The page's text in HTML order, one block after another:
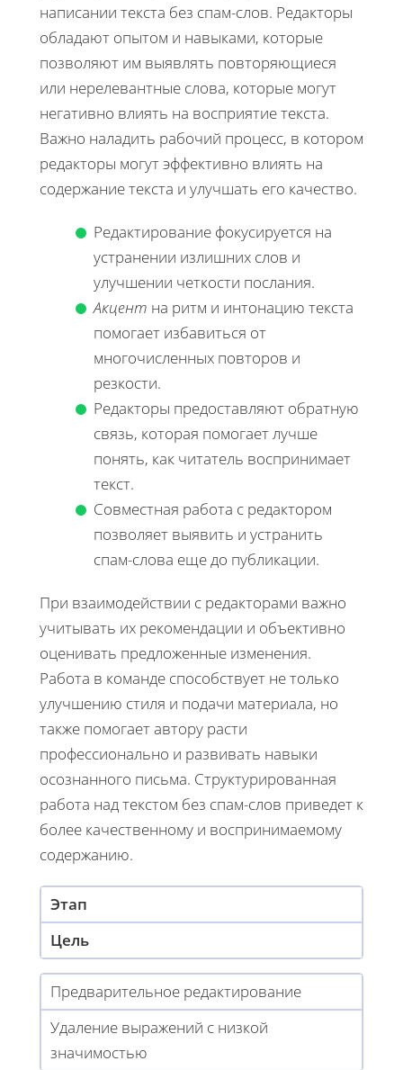
написании текста без спам-слов. Редакторы
обладают опытом и навыками, которые
позволяют им выявлять повторяющиеся
или нерелевантные слова, которые могут
негативно влиять на восприятие текста.
Важно наладить рабочий процесс, в котором
редакторы могут эффективно влиять на
содержание текста и улучшать его качество.
Редактирование фокусируется на
устранении излишних слов и
улучшении четкости послания.
Акцент на ритм и интонацию текста
помогает избавиться от
многочисленных повторов и
резкости.
Редакторы предоставляют обратную
связь, которая помогает лучше
понять, как читатель воспринимает
текст.
Совместная работа с редактором
позволяет выявить и устранить
спам-слова еще до публикации.
При взаимодействии с редакторами важно
учитывать их рекомендации и объективно
оценивать предложенные изменения.
Работа в команде способствует не только
улучшению стиля и подачи материала, но
также помогает автору расти
профессионально и развивать навыки
осознанного письма. Структурированная
работа над текстом без спам-слов приведет к
более качественному и воспринимаемому
содержанию.
Этап
Цель
Предварительное редактирование
Удаление выражений с низкой
значимостью